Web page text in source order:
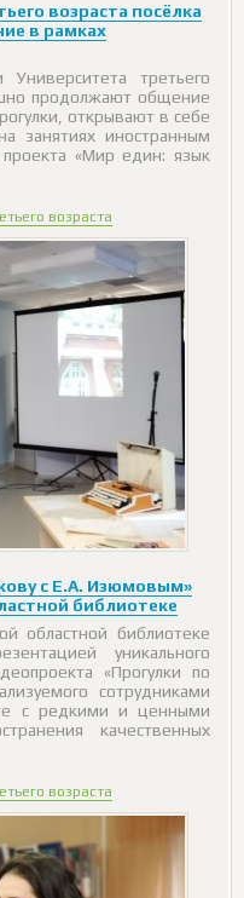
возраста посёлка
в рамках
третьего
продолжают общение
открывают в себе
занятиях иностранным
«Мир един: язык
возраста
с Е.А. Изюмовым»
библиотеке
областной библиотеке
уникального
«Прогулки по
сотрудниками
с редкими и ценными
качественных
возраста